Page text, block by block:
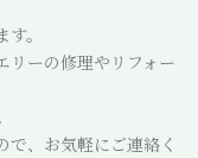
。
リーの修理やリフォー
で、お気軽にご連絡く